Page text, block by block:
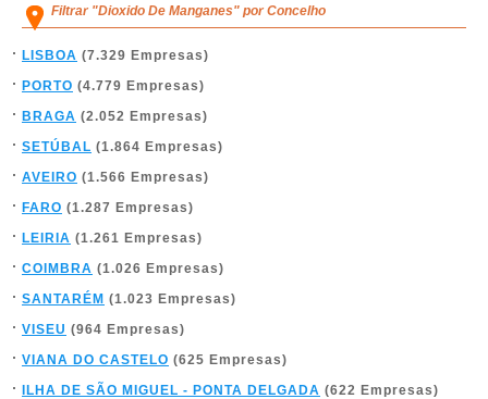
Filtrar "Dioxido De Manganes" por Concelho
LISBOA (7.329 Empresas)
PORTO (4.779 Empresas)
BRAGA (2.052 Empresas)
SETÚBAL (1.864 Empresas)
AVEIRO (1.566 Empresas)
FARO (1.287 Empresas)
LEIRIA (1.261 Empresas)
COIMBRA (1.026 Empresas)
SANTARÉM (1.023 Empresas)
VISEU (964 Empresas)
VIANA DO CASTELO (625 Empresas)
ILHA DE SÃO MIGUEL - PONTA DELGADA (622 Empresas)